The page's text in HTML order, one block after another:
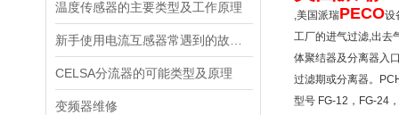
温度传感器的主要类型及工作原理
CELSA分流器的可能类型及原理
变频器维修
,美国派瑞PECO设
工厂的进气过滤,出去
体聚结器及分离器入
过滤期或分离器。
型号 FG-12，FG-24